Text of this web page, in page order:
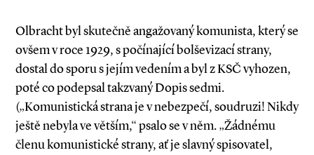
Olbracht byl skutečně angažovaný komunista, který se
ovšem v roce 1929, s počínající bolševizací strany,
dostal do sporu s jejím vedením a byl z KSČ vyhozen,
poté co podepsal takzvaný Dopis sedmi.
(„Komunistická strana je v nebezpečí, soudruzi! Nikdy
ještě nebyla ve větším,“ psalo se v něm. „Žádnému
členu komunistické strany, ať je slavný spisovatel,